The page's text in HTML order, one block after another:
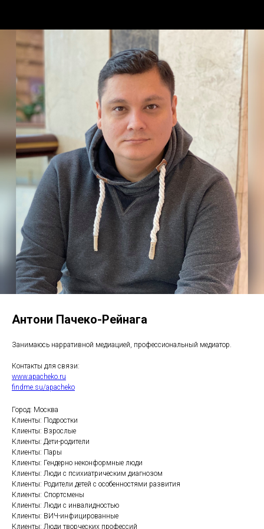
Антони Пачеко-Рейнага
Занимаюсь нарративной медиацией, профессиональный медиатор.
Контакты для связи:
www.apacheko.ru
findme.su/apacheko
Город: Москва
Клиенты: Подростки
Клиенты: Взрослые
Клиенты: Дети-родители
Клиенты: Пары
Клиенты: Гендерно неконформные люди
Клиенты: Люди с психиатрическим диагнозом
Клиенты: Родители детей с особенностями развития
Клиенты: Спортсмены
Клиенты: Люди с инвалидностью
Клиенты: ВИЧ-инфицированные
Клиенты: Люди творческих профессий